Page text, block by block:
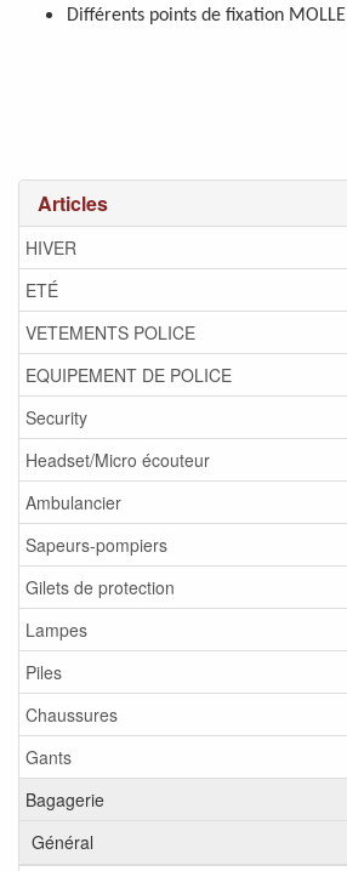
Articles
HIVER
ETÉ
VETEMENTS POLICE
EQUIPEMENT DE POLICE
Security
Headset/Micro écouteur
Ambulancier
Sapeurs-pompiers
Gilets de protection
Lampes
Piles
Chaussures
Gants
Bagagerie
Général
Différents points de fixation MOLLE